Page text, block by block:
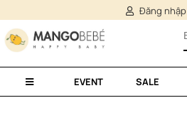
Đăng nhập
EVENT SALE